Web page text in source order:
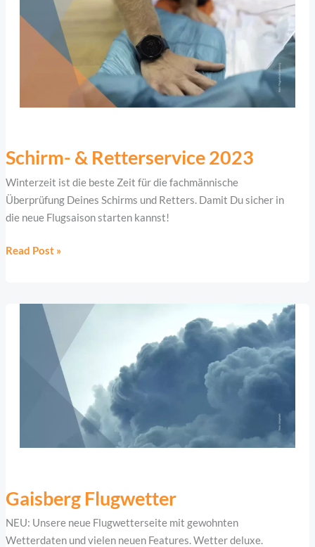
Schirm- & Retterservice 2023
Winterzeit ist die beste Zeit für die fachmännische
Überprüfung Deines Schirms und Retters. Damit Du sicher in
die neue Flugsaison starten kannst!
&
Retterservice
2023
Read Post »
Gaisberg Flugwetter
NEU: Unsere neue Flugwetterseite mit gewohnten
Wetterdaten und vielen neuen Features. Wetter deluxe.
Flugwetter